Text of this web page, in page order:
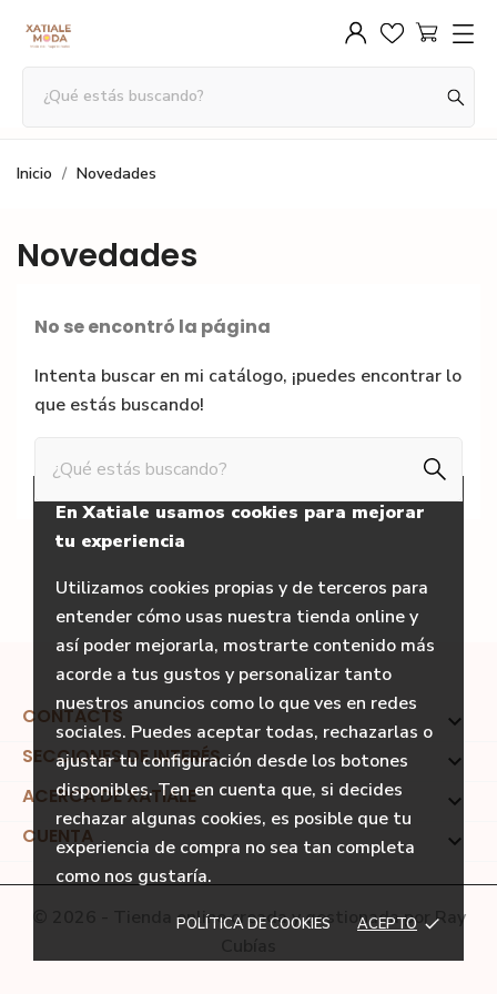
En Xatiale usamos cookies para mejorar
tu experiencia
Utilizamos cookies propias y de terceros para
entender cómo usas nuestra tienda online y
así poder mejorarla, mostrarte contenido más
acorde a tus gustos y personalizar tanto
nuestros anuncios como lo que ves en redes
sociales. Puedes aceptar todas, rechazarlas o
ajustar tu configuración desde los botones
disponibles. Ten en cuenta que, si decides
rechazar algunas cookies, es posible que tu
experiencia de compra no sea tan completa
como nos gustaría.
POLÍTICA DE COOKIES ACEPTO done
Inicio Novedades
Novedades
No se encontró la página
Intenta buscar en mi catálogo, ¡puedes encontrar lo
que estás buscando!
CONTACTS 
SECCIONES DE INTERÉS 
ACERCA DE XATIALE 
CUENTA 
© 2026 - Tienda online creada y gestionada porRay